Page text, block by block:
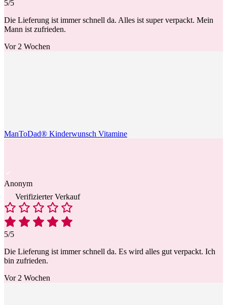
5/5
Die Lieferung ist immer schnell da. Alles ist super verpackt. Mein
Mann ist zufrieden.
Vor 2 Wochen
ManToDad® Kinderwunsch Vitamine
Anonym
Verifizierter Verkauf
5/5
Die Lieferung ist immer schnell da. Es wird alles gut verpackt. Ich
bin zufrieden.
Vor 2 Wochen